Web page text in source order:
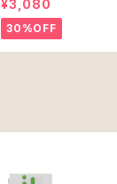
¥3,080
30%OFF